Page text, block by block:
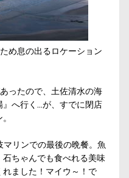
め息の出るロケーション
ったので、土佐清水の海
へ行く…が、すでに閉店
リンでの最後の晩餐。魚
ちゃんでも食べれる美味
ました！マイウ～！で